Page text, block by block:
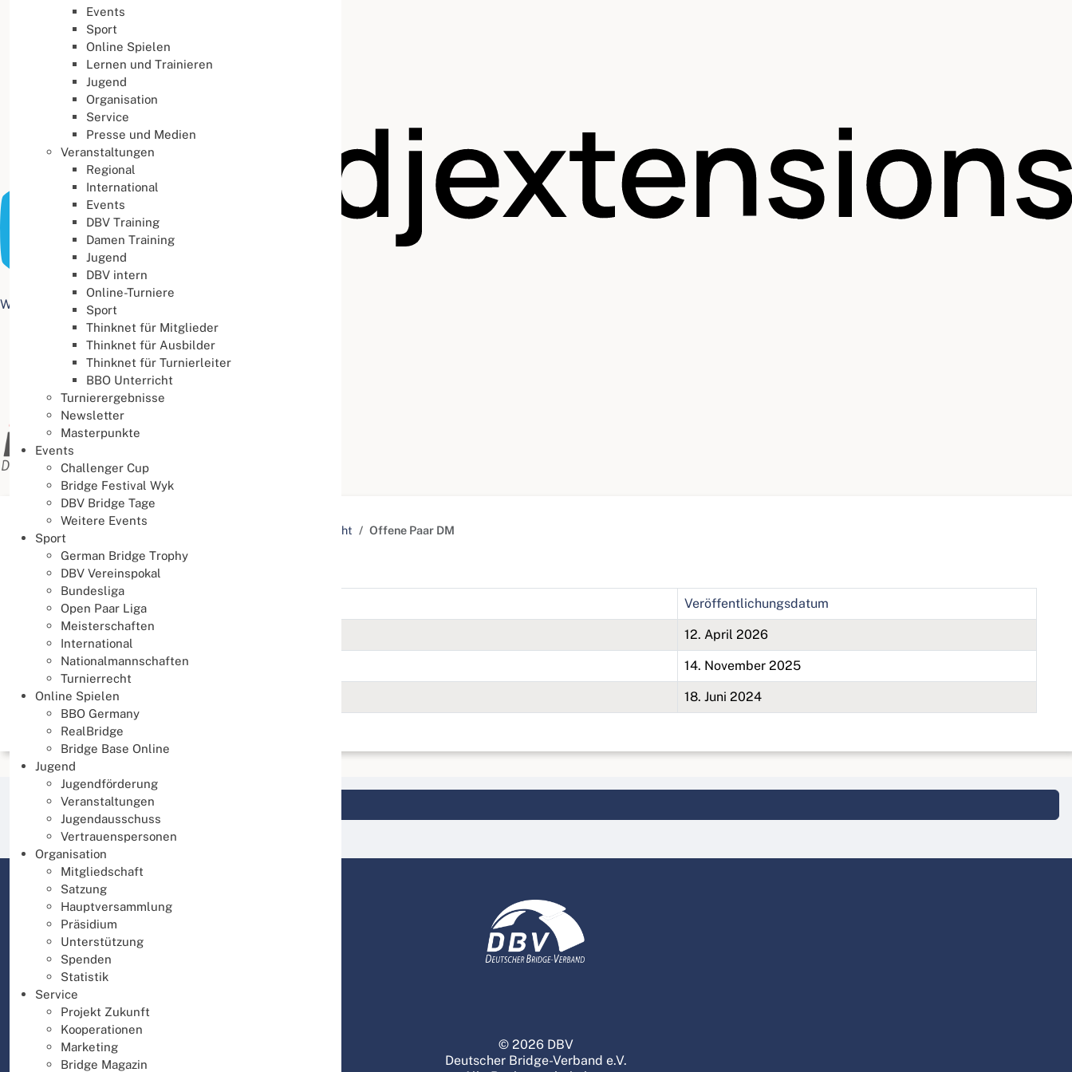
Buchstabenabstand
Web Accessibility plugin
Events
Sport
Online Spielen
Lernen und Trainieren
Jugend
Organisation
Service
Presse und Medien
Veranstaltungen
Regional
International
Events
DBV Training
Damen Training
Jugend
DBV intern
Online-Turniere
Sport
Thinknet für Mitglieder
Thinknet für Ausbilder
Thinknet für Turnierleiter
BBO Unterricht
Turnierergebnisse
Newsletter
Masterpunkte
Events
Challenger Cup
Bridge Festival Wyk
DBV Bridge Tage
Weitere Events
Sport
German Bridge Trophy
DBV Vereinspokal
Bundesliga
Open Paar Liga
Meisterschaften
International
Nationalmannschaften
Turnierrecht
Online Spielen
BBO Germany
RealBridge
Bridge Base Online
Jugend
Jugendförderung
Veranstaltungen
Jugendausschuss
Vertrauenspersonen
Organisation
Mitgliedschaft
Satzung
Hauptversammlung
Präsidium
Unterstützung
Spenden
Statistik
Service
Projekt Zukunft
Kooperationen
Marketing
Bridge Magazin
Aktuelle Seite: Startseite Schlagworte / Tags Übersicht Offene Paar DM
Offene Paar DM
Titel Veröffentlichungsdatum
82. Offene Deutsche Paarmeisterschaft 2026 12. April 2026
81. Offene Deutsche Paarmeisterschaft 2025 14. November 2025
80. Offene Deutsche Paarmeisterschaft 2024 18. Juni 2024
Login DBV Datenbank
© 2026 DBV
Deutscher Bridge-Verband e.V.